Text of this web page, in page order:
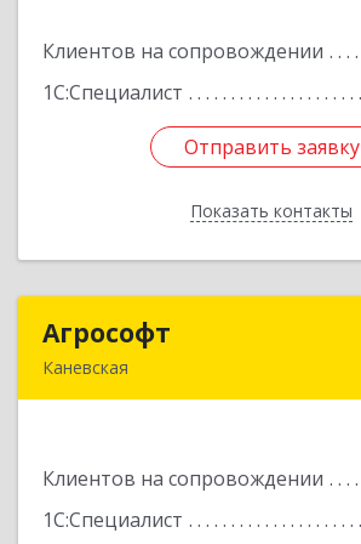
Клиентов на сопровождении
1С:Специалист
Отправить заявку
Показать контакты
Отправить заявку
Назад
Агрософт
Каневская
Клиентов на сопровождении
1С:Специалист